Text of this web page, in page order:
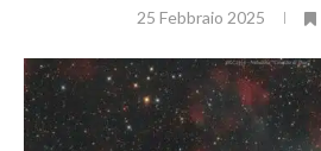
25 Febbraio 2025